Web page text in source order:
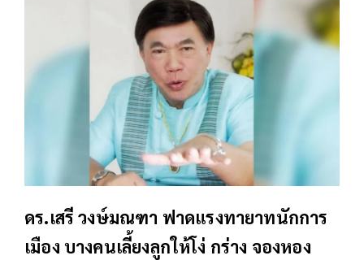
ดร.เสรี วงษ์มณฑา ฟาดแรงทายาทนักการ
เมือง บางคนเลี้ยงลูกให้โง่ กร่าง จองหอง